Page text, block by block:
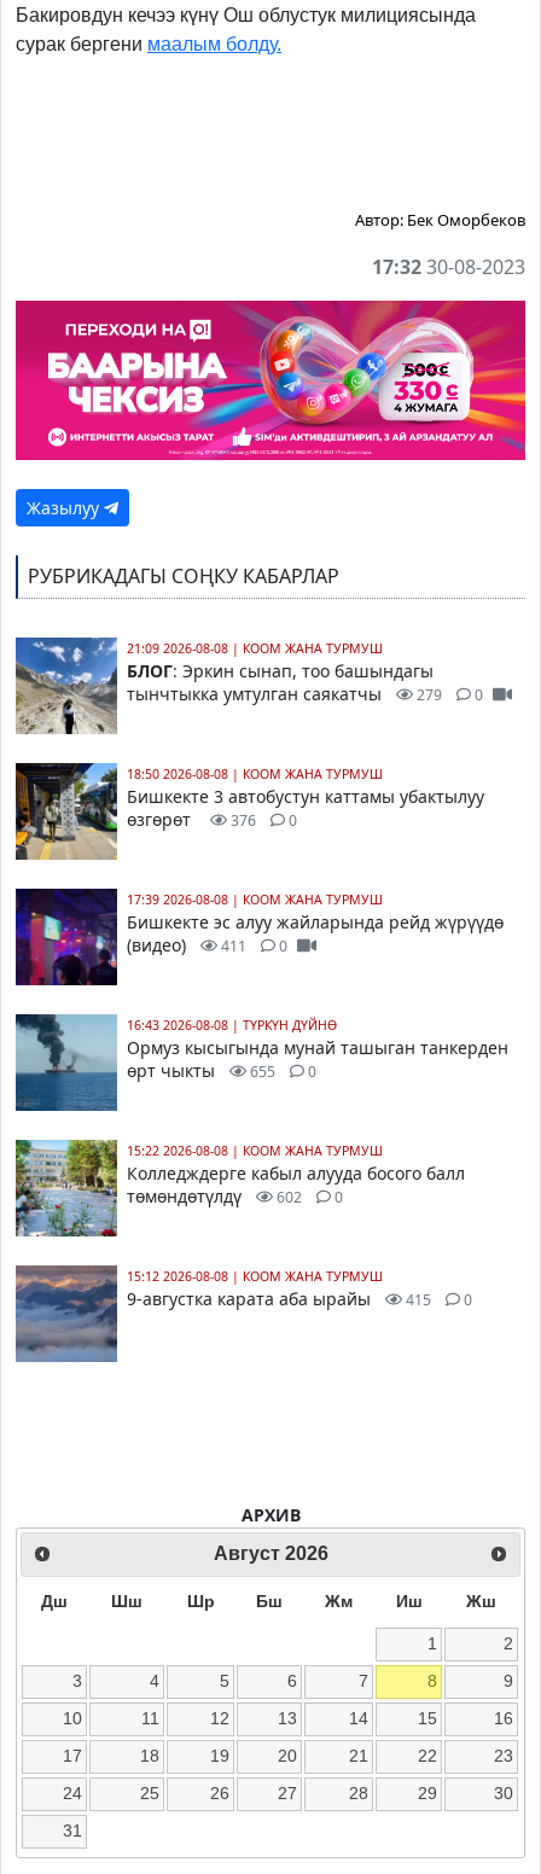
Бакировдун кечээ күнү Ош облустук милициясында
сурак бергени маалым болду.
Автор: Бек Оморбеков
17:3230-08-2023
Жазылуу
РУБРИКАДАГЫ СОҢКУ КАБАРЛАР
21:09 2026-08-08 | КООМ ЖАНА ТУРМУШ
БЛОГ: Эркин сынап, тоо башындагы
тынчтыкка умтулган саякатчы
279 0
18:50 2026-08-08 | КООМ ЖАНА ТУРМУШ
Бишкекте 3 автобустун каттамы убактылуу
өзгөрөт
376 0
17:39 2026-08-08 | КООМ ЖАНА ТУРМУШ
Бишкекте эс алуу жайларында рейд жүрүүдө
(видео)
411 0
16:43 2026-08-08 | ТҮРКҮН ДҮЙНӨ
Ормуз кысыгында мунай ташыган танкерден
өрт чыкты
655 0
15:22 2026-08-08 | КООМ ЖАНА ТУРМУШ
Колледждерге кабыл алууда босого балл
төмөндөтүлдү
602 0
15:12 2026-08-08 | КООМ ЖАНА ТУРМУШ
9-августка карата аба ырайы 415 0
АРХИВ
Август 2026
Дш Шш Шр Бш Жм Иш Жш
1
2
3
4 5 6 7 8
9
10
11 12 13 14 15
16
17
18 19 20 21 22
23
24
25 26 27 28 29
30
31